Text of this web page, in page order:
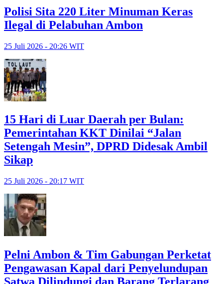
Polisi Sita 220 Liter Minuman Keras
Ilegal di Pelabuhan Ambon
25 Juli 2026 - 20:26 WIT
15 Hari di Luar Daerah per Bulan:
Pemerintahan KKT Dinilai “Jalan
Setengah Mesin”, DPRD Didesak Ambil
Sikap
25 Juli 2026 - 20:17 WIT
Pelni Ambon & Tim Gabungan Perketat
Pengawasan Kapal dari Penyelundupan